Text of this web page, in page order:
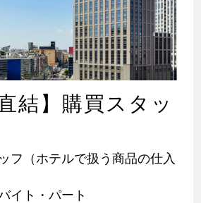
結】購買スタッ
フ（ホテルで扱う商品の仕入
イト・パート